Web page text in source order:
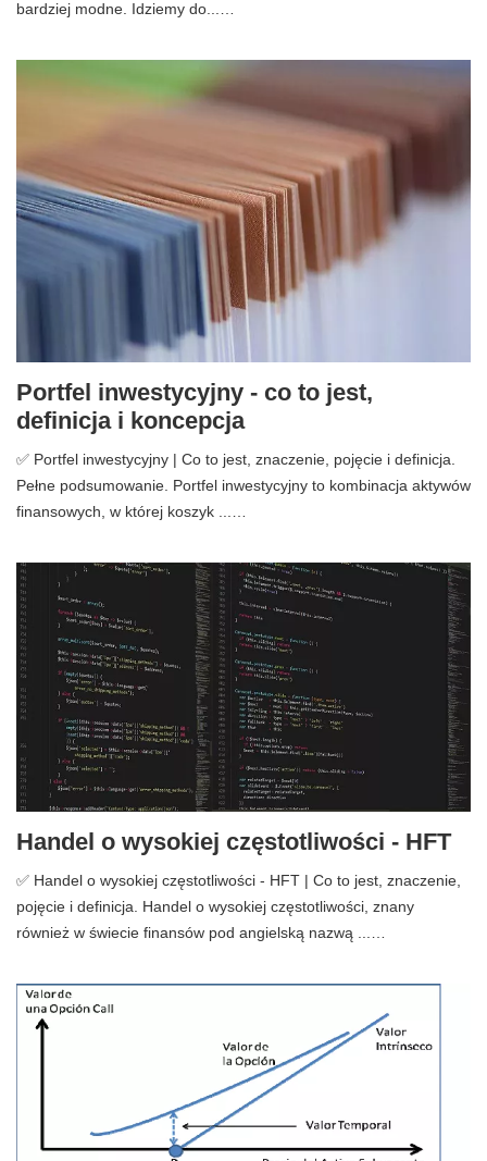
bardziej modne. Idziemy do...…
Portfel inwestycyjny - co to jest,
definicja i koncepcja
✅ Portfel inwestycyjny | Co to jest, znaczenie, pojęcie i definicja.
Pełne podsumowanie. Portfel inwestycyjny to kombinacja aktywów
finansowych, w której koszyk ...…
Handel o wysokiej częstotliwości - HFT
✅ Handel o wysokiej częstotliwości - HFT | Co to jest, znaczenie,
pojęcie i definicja. Handel o wysokiej częstotliwości, znany
również w świecie finansów pod angielską nazwą ...…